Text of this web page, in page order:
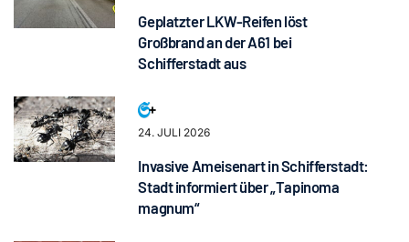
Geplatzter LKW-Reifen löst
Großbrand an der A61 bei
Schifferstadt aus
24. JULI 2026
Invasive Ameisenart in Schifferstadt:
Stadt informiert über „Tapinoma
magnum“